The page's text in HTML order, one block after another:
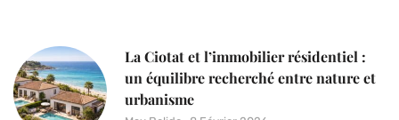
La Ciotat et l’immobilier résidentiel :
un équilibre recherché entre nature et
urbanisme